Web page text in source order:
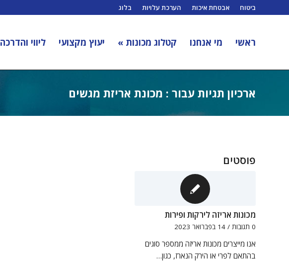
ביטוח אבטחת איכות הערכת עלויות בלוג
ראשי מי אנחנו קטלוג מכונות » יעוץ מקצועי ליווי והדרכה
ארכיון תגיות עבור : מכונת אריזת מגשים
פוסטים
מכונות אריזה לירקות ופירות
0 תגובות / 14 בפברואר 2023
אנו מייצרים מכונות אריזה ממספר סוגים
בהתאם לפרי או הירק הנארז, כגון…